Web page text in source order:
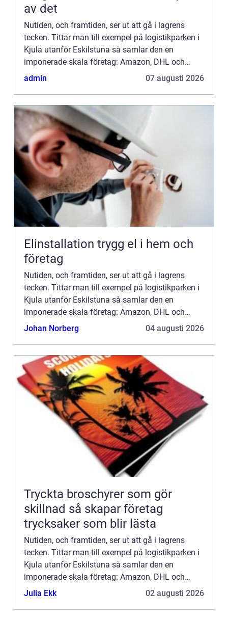
av det
Nutiden, och framtiden, ser ut att gå i lagrens
tecken. Tittar man till exempel på logistikparken i
Kjula utanför Eskilstuna så samlar den en
imponerade skala företag: Amazon, DHL och
Coop för att nämna bara några. En inte alltför vild
admin 07 augusti 2026
Elinstallation trygg el i hem och
företag
Nutiden, och framtiden, ser ut att gå i lagrens
tecken. Tittar man till exempel på logistikparken i
Kjula utanför Eskilstuna så samlar den en
imponerade skala företag: Amazon, DHL och
Coop för att nämna bara några. En inte alltför vild
Johan Norberg 04 augusti 2026
Tryckta broschyrer som gör
skillnad så skapar företag
trycksaker som blir lästa
Nutiden, och framtiden, ser ut att gå i lagrens
tecken. Tittar man till exempel på logistikparken i
Kjula utanför Eskilstuna så samlar den en
imponerade skala företag: Amazon, DHL och
Coop för att nämna bara några. En inte alltför vild
Julia Ekk 02 augusti 2026